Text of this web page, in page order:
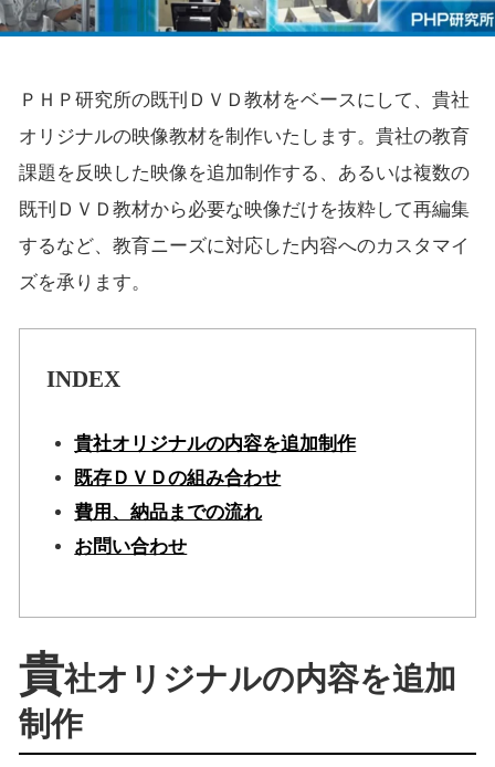
ＰＨＰ研究所の既刊ＤＶＤ教材をベースにして、貴社
オリジナルの映像教材を制作いたします。貴社の教育
課題を反映した映像を追加制作する、あるいは複数の
既刊ＤＶＤ教材から必要な映像だけを抜粋して再編集
するなど、教育ニーズに対応した内容へのカスタマイ
ズを承ります。
INDEX
貴社オリジナルの内容を追加制作
既存ＤＶＤの組み合わせ
費用、納品までの流れ
お問い合わせ
貴社オリジナルの内容を追加
制作